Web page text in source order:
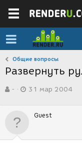
Общие вопросы
Развернуть
в
р
-
а
31 мар 2004
Guest